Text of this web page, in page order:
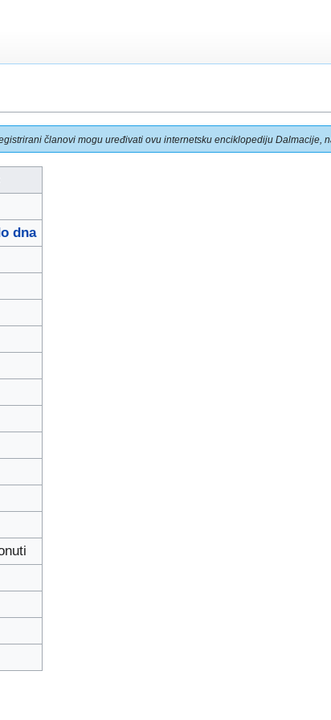
članovi mogu uređivati ovu internetsku enciklopediju Dalmacije,
dna